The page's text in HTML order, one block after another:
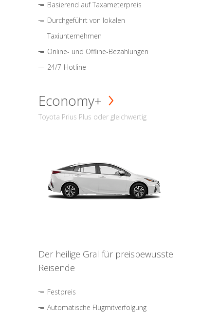
Basierend auf Taxameterpreis
Durchgeführt von lokalen
Taxiunternehmen
Online- und Offline-Bezahlungen
24/7-Hotline
Economy+
Toyota Prius Plus oder gleichwertig
Der heilige Gral für preisbewusste
Reisende
Festpreis
Automatische Flugmitverfolgung